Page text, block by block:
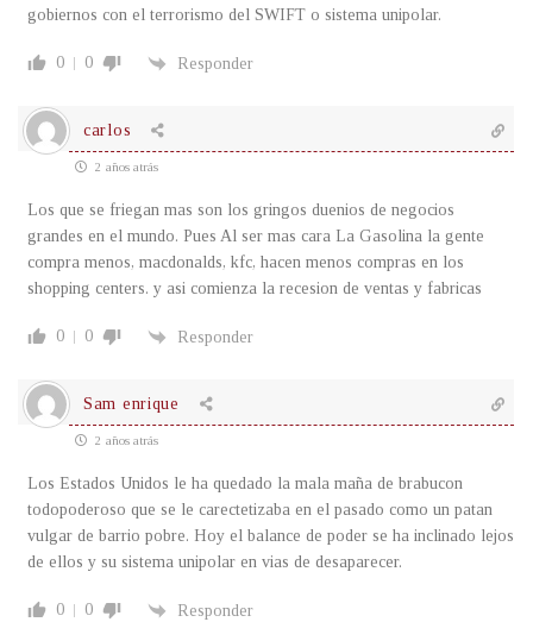
gobiernos con el terrorismo del SWIFT o sistema unipolar.
0 0 Responder
carlos
2 años atrás
Los que se friegan mas son los gringos duenios de negocios
grandes en el mundo. Pues Al ser mas cara La Gasolina la gente
compra menos, macdonalds, kfc, hacen menos compras en los
shopping centers. y asi comienza la recesion de ventas y fabricas
0 0 Responder
Sam enrique
2 años atrás
Los Estados Unidos le ha quedado la mala maña de brabucon
todopoderoso que se le carectetizaba en el pasado como un patan
vulgar de barrio pobre. Hoy el balance de poder se ha inclinado lejos
de ellos y su sistema unipolar en vias de desaparecer.
0 0 Responder